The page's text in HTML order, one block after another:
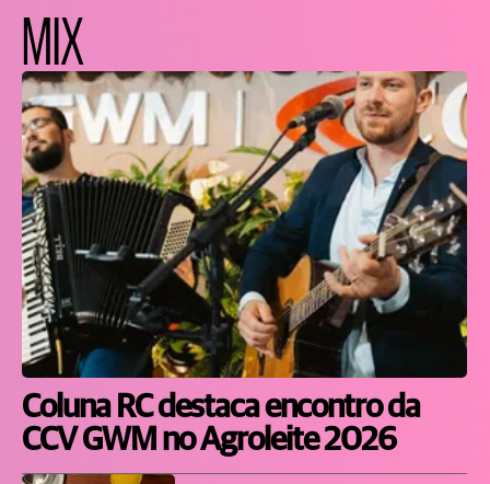
MIX
Coluna RC destaca encontro da
CCV GWM no Agroleite 2026